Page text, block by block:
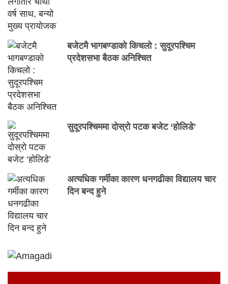
बजेटमै भागबण्डाको किचलो : सुदूरपश्चिम
प्रदेशसभा बैठक अनिश्चित
सुदूरपश्चिममा दोस्रो पटक बजेट ‘होलिडे’
अत्यधिक गर्मीका कारण धनगढीका विद्यालय चार
दिन बन्द हुने